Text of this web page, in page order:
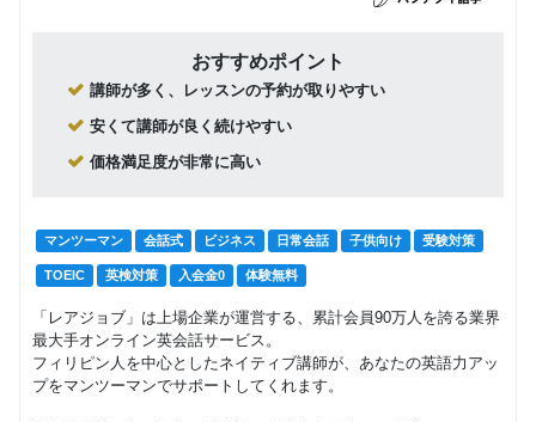
おすすめポイント
講師が多く、レッスンの予約が取りやすい
安くて講師が良く続けやすい
価格満足度が非常に高い
マンツーマン 会話式 ビジネス 日常会話 子供向け 受験対策
TOEIC 英検対策 入会金0 体験無料
「レアジョブ」は上場企業が運営する、累計会員90万人を誇る業界
最大手オンライン英会話サービス。
フィリピン人を中心としたネイティブ講師が、あなたの英語力アッ
プをマンツーマンでサポートしてくれます。